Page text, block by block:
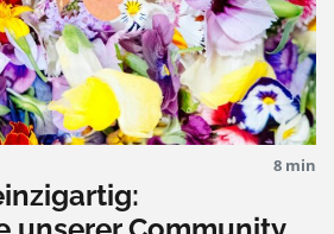
8 min